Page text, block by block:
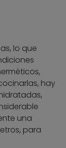
lo que
hay
una
para